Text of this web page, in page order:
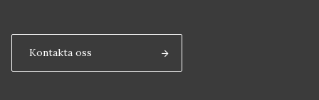
Kontakta oss